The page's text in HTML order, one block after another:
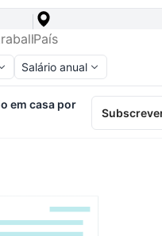
Salário anual
em casa por